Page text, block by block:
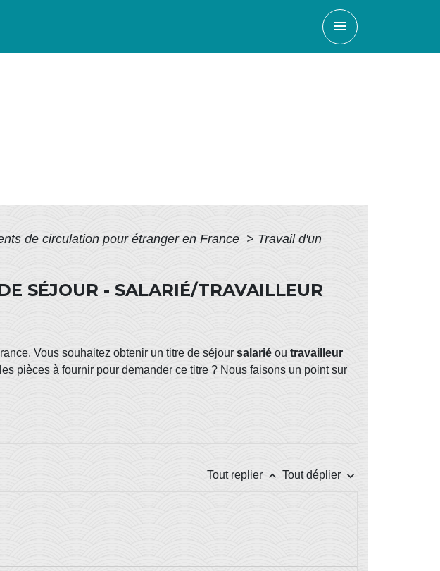
menu
de circulation pour étranger en France > Travail d'un
SÉJOUR - SALARIÉ/TRAVAILLEUR
Vous souhaitez obtenir un titre de séjour salarié ou travailleur
pièces à fournir pour demander ce titre ? Nous faisons un point sur
Tout replier keyboard_arrow_up Tout déplier keyboard_arrow_down